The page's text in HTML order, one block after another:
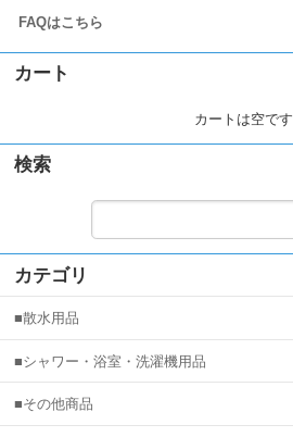
FAQはこちら
カート
カートは空です
検索
カテゴリ
■散水用品
■シャワー・浴室・洗濯機用品
■その他商品